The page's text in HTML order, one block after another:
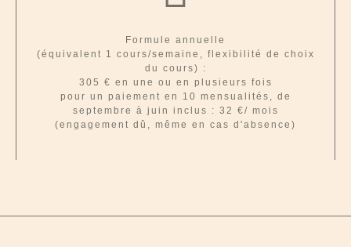
Formule annuelle
(équivalent 1 cours/semaine, flexibilité de choix
du cours) :
305 € en une ou en plusieurs fois
pour un paiement en 10 mensualités, de
septembre à juin inclus : 32 €/ mois
(engagement dû, même en cas d'absence)